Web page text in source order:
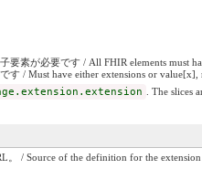
要素が必要です / All FHIR elements must
/ Must have either extensions or value[x],
. The slices
/ Source of the definition for the extension